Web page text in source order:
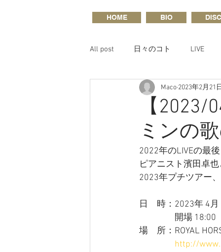
HOME BIO
All post 日々のコト LIVE
【
ミンの
Maco 2023年2月21
2022年のLIVEの最
ピアニスト濱田卓
2023年プチツアー
日　時：2023年 4
開場 18:00　
場　所：ROYAL
http://